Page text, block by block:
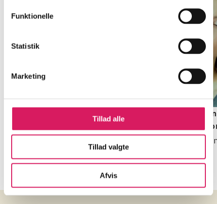
Funktionelle
Statistik
Marketing
Tillad alle
Tillad valgte
Afvis
Hjerter i brand (må